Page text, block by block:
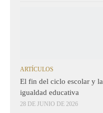
ARTÍCULOS
El fin del ciclo escolar y la
igualdad educativa
28 DE JUNIO DE 2026